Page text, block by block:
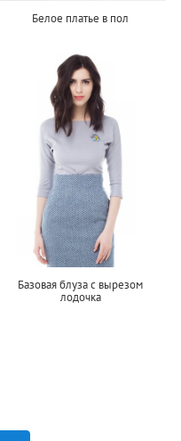
Белое платье в пол
Базовая блуза с вырезом
лодочка